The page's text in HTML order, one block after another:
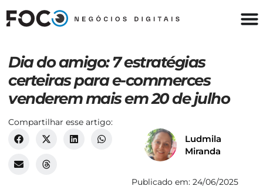
Dia do amigo: 7 estratégias
certeiras para e-commerces
venderem mais em 20 de julho
Compartilhar esse artigo:
Ludmila
Miranda
Publicado em: 24/06/2025